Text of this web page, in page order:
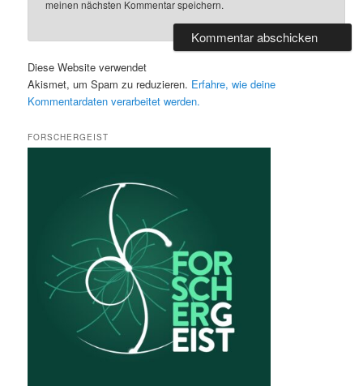
meinen nächsten Kommentar speichern.
Diese Website verwendet
Akismet, um Spam zu reduzieren. Erfahre, wie deine
Kommentardaten verarbeitet werden.
FORSCHERGEIST